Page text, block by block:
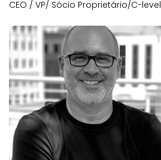
CEO / VP/ Sócio Proprietário/C-level